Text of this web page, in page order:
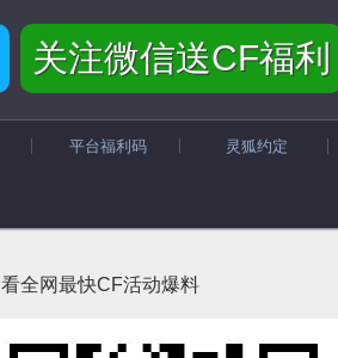
关注微信送CF福利
平台福利码 灵狐约定
看全网最快CF活动爆料